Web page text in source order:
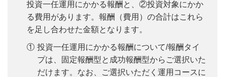
投資一任運用にかかる報酬と、②投資対象にかか
る費用があります。報酬（費用）の合計はこれら
を足し合わせた金額となります。
① 投資一任運用にかかる報酬について/報酬タイ
プは、固定報酬型と成功報酬型からご選択いた
だけます。なお、ご選択いただく運用コースに